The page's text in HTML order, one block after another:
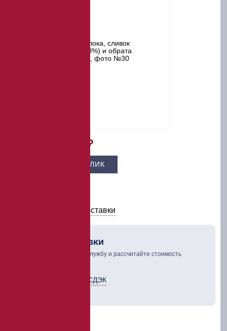
104 800 ₽
КУПИТЬ В 1 КЛИК
Условия оплаты и доставки
Рассчет доставки
Выберите курьерскую службу и рассчитайте стоимость
Курьерская служба СДЭК